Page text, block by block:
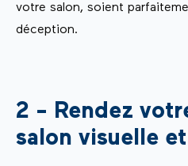
votre salon, soient
déception.
2 - Rendez
salon visuelle